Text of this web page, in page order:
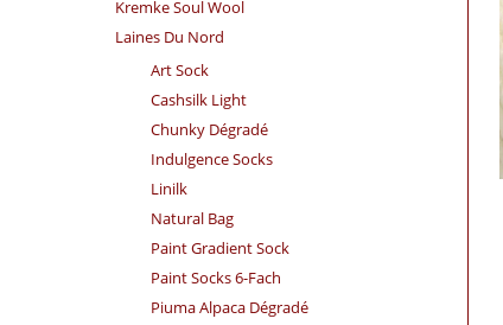
Kremke Soul Wool
Laines Du Nord
Art Sock
Cashsilk Light
Chunky Dégradé
Indulgence Socks
Linilk
Natural Bag
Paint Gradient Sock
Paint Socks 6-Fach
Piuma Alpaca Dégradé